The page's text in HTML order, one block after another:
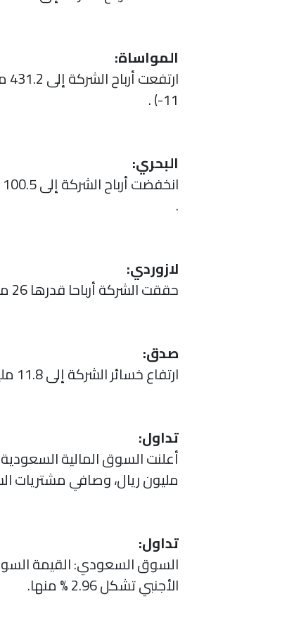
المواساة:
11-) .
البحري:
.
لازوردي:
حققت الشركة أرباحا قدرها 26 مليون ريال بنهاية التسعة أشهر الأولى 2021، وبلغت أرباح الربع الثالث 7.8 مليون ريال.
صدق:
ارتفاع خسائر الشركة إلى 11.8 مليون ريال بنهاية التسعة أشهر الأولى 2021، وبلغت خسائر الربع الثالث 5.7 مليون ريال.
تداول:
مليون ريال، وصافي مشتريات الشركات
تداول:
الأجنبي تشكل 2.96 % منها.